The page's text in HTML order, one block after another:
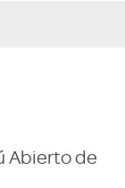
Abierto de